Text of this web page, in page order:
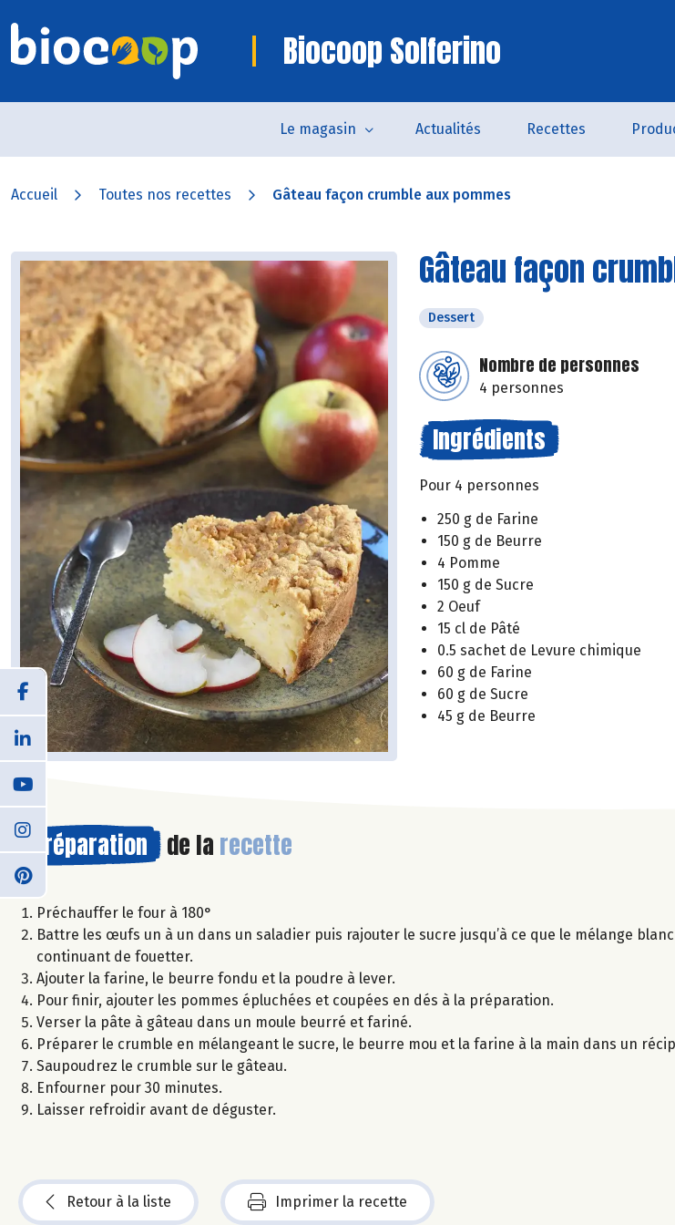
Biocoop Solferino
Le magasin Actualités Recettes
Accueil Toutes nos recettes Gâteau façon crumble aux pommes
Gâteau façon
Dessert
Nombre de personnes
4 personnes
Ingrédients
Pour 4 personnes
250 g de Farine
150 g de Beurre
4 Pomme
150 g de Sucre
2 Oeuf
15 cl de Pâté
0.5 sachet de Levure chimique
60 g de Farine
60 g de Sucre
45 g de Beurre
Préparation de la recette
Préchauffer le four à 180°
Battre les œufs un à un dans un saladier puis rajouter le sucre jusqu’à ce que le mélange
continuant de fouetter.
Ajouter la farine, le beurre fondu et la poudre à lever.
Pour finir, ajouter les pommes épluchées et coupées en dés à la préparation.
Verser la pâte à gâteau dans un moule beurré et fariné.
Préparer le crumble en mélangeant le sucre, le beurre mou et la farine à la main dans un
Saupoudrez le crumble sur le gâteau.
Enfourner pour 30 minutes.
Laisser refroidir avant de déguster.
Retour à la liste Imprimer la recette